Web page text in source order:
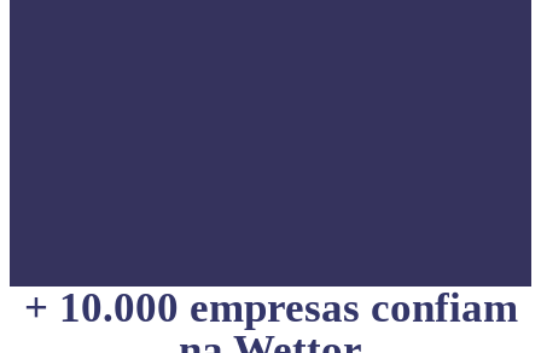
+ 10.000 empresas confiam